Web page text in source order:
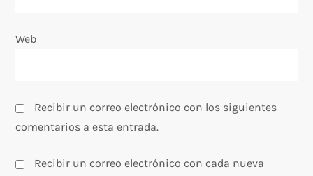
Web
Recibir un correo electrónico con los siguientes
comentarios a esta entrada.
Recibir un correo electrónico con cada nueva